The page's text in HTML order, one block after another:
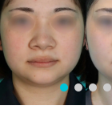
術後１ヶ月